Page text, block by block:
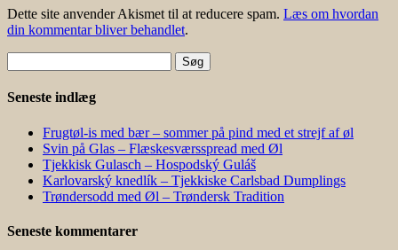
Dette site anvender Akismet til at reducere spam. Læs om hvordan
din kommentar bliver behandlet.
efter:
Seneste indlæg
Frugtøl-is med bær – sommer på pind med et strejf af øl
Svin på Glas – Flæskesværsspread med Øl
Tjekkisk Gulasch – Hospodský Guláš
Karlovarský knedlík – Tjekkiske Carlsbad Dumplings
Trøndersodd med Øl – Trøndersk Tradition
Seneste kommentarer